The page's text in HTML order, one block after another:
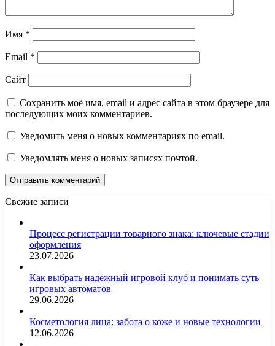
Имя *
Email *
Сайт
Сохранить моё имя, email и адрес сайта в этом браузере для
последующих моих комментариев.
Уведомить меня о новых комментариях по email.
Уведомлять меня о новых записях почтой.
Свежие записи
Процесс регистрации товарного знака: ключевые стадии
оформления
23.07.2026
Как выбрать надёжный игровой клуб и понимать суть
игровых автоматов
29.06.2026
Косметология лица: забота о коже и новые технологии
12.06.2026